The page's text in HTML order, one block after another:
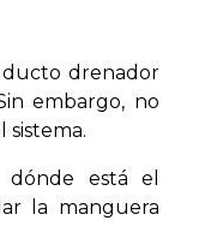
drenador
embargo, no
dónde está el
la manguera